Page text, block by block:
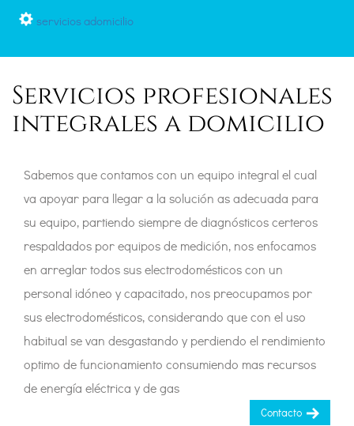
servicios adomicilio
Servicios profesionales
integrales a domicilio
Sabemos que contamos con un equipo integral el cual
va apoyar para llegar a la solución as adecuada para
su equipo, partiendo siempre de diagnósticos certeros
respaldados por equipos de medición, nos enfocamos
en arreglar todos sus electrodomésticos con un
personal idóneo y capacitado, nos preocupamos por
sus electrodomésticos, considerando que con el uso
habitual se van desgastando y perdiendo el rendimiento
optimo de funcionamiento consumiendo mas recursos
de energía eléctrica y de gas
Contacto